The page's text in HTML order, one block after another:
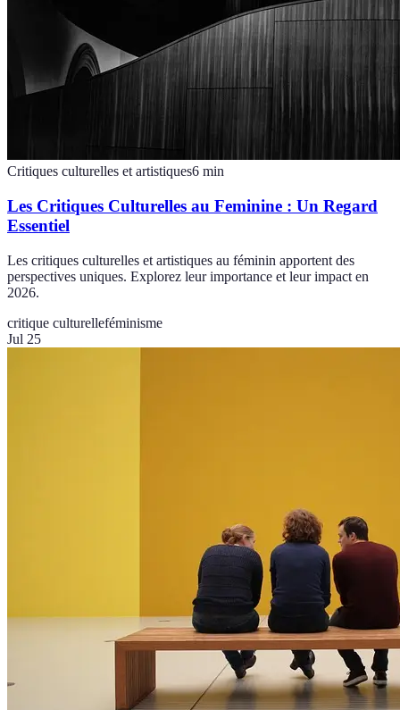
Critiques culturelles et artistiques6 min
Les Critiques Culturelles au Feminine : Un Regard
Essentiel
Les critiques culturelles et artistiques au féminin apportent des
perspectives uniques. Explorez leur importance et leur impact en
2026.
critique culturelleféminisme
Jul 25